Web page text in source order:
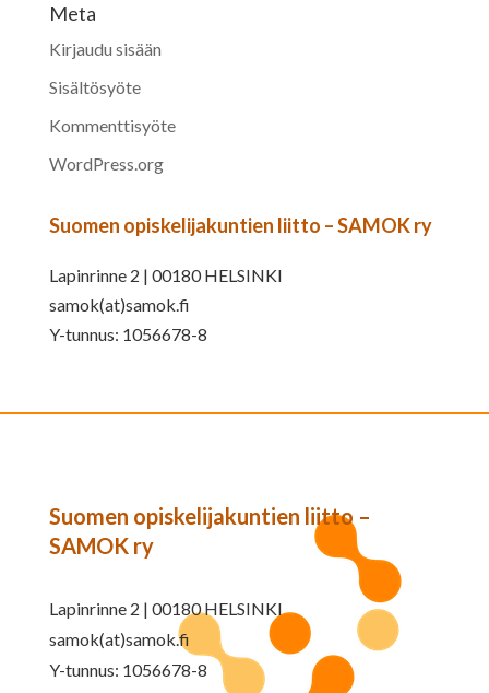
Meta
Kirjaudu sisään
Sisältösyöte
Kommenttisyöte
WordPress.org
Suomen opiskelijakuntien liitto – SAMOK ry
Lapinrinne 2 | 00180 HELSINKI
samok(at)samok.fi
Y-tunnus: 1056678-8
Suomen opiskelijakuntien liitto –
SAMOK ry
Lapinrinne 2 | 00180 HELSINKI
samok(at)samok.fi
Y-tunnus: 1056678-8